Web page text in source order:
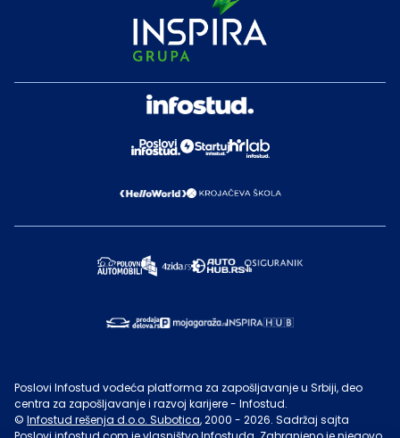
Poslovi Infostud vodeća platforma za zapošljavanje u Srbiji, deo
centra za zapošljavanje i razvoj karijere - Infostud.
© Infostud rešenja d.o.o. Subotica, 2000 - 2026. Sadržaj sajta